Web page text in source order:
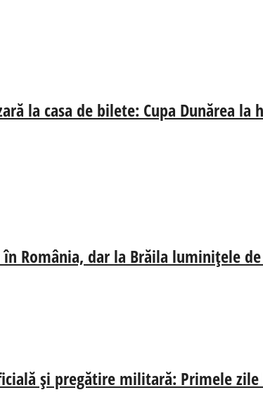
la casa de bilete: Cupa Dunărea
în România, dar la Brăila luminițele
și pregătire militară: Primele zile